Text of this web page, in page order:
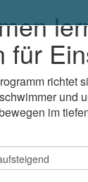
für
richtet
und
im